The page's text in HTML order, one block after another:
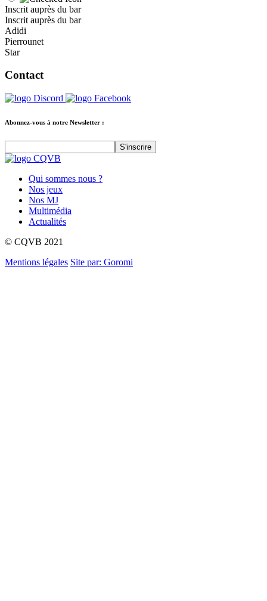
Inscrit auprès du bar
Inscrit auprès du bar
Adidi
Pierrounet
Star
Contact
Abonnez-vous à notre Newsletter :
Qui sommes nous ?
Nos jeux
Nos MJ
Multimédia
Actualités
© CQVB 2021
Mentions légales Site par: Goromi